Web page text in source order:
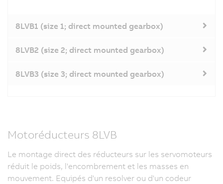
8LVB1 (size 1; direct mounted gearbox)
8LVB2 (size 2; direct mounted gearbox)
8LVB3 (size 3; direct mounted gearbox)
Motoréducteurs 8LVB
Le montage direct des réducteurs sur les servomoteurs
réduit le poids, l'encombrement et les masses en
mouvement. Equipés d'un resolver ou d'un codeur